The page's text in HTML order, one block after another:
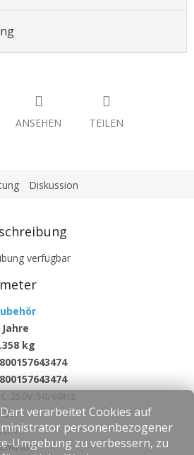
verarbeitet Cookies auf
personenbezogener
Umgebung zu verbessern, zu
ANSEHEN TEILEN
Diskussion
verfügbar
Jahre
kg